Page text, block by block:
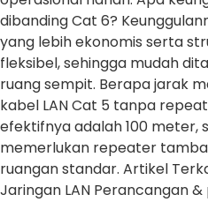
dibanding Cat 6?
yang lebih ekonomis serta
fleksibel, sehingga mudah
ruang sempit. Berapa jarak
kabel LAN Cat 5 tanpa
efektifnya adalah 100 meter,
memerlukan repeater
ruangan standar. Artikel
Jaringan LAN Perancangan